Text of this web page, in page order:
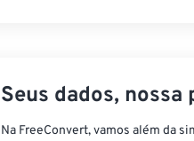
Seus dados,
Na FreeConvert, vamos além da